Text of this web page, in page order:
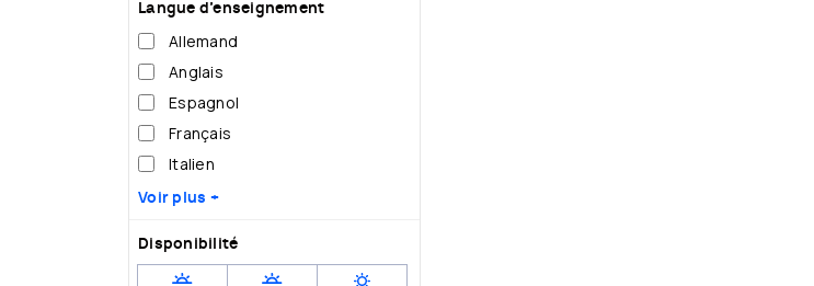
Langue d’enseignement
Allemand
Anglais
Espagnol
Français
Italien
Voir plus +
Disponibilité